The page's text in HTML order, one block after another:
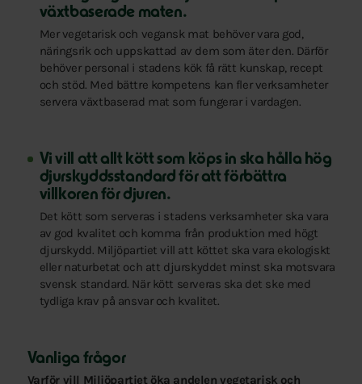
växtbaserade maten.
Mer vegetarisk och vegansk mat behöver vara god,
näringsrik och uppskattad av dem som äter den. Därför
behöver personal i stadens kök få rätt kunskap, recept
och stöd. Med bättre kompetens kan fler verksamheter
servera växtbaserad mat som fungerar i vardagen.
Vi vill att allt kött som köps in ska hålla hög
djurskyddsstandard för att förbättra
villkoren för djuren.
Det kött som serveras i stadens verksamheter ska vara
av god kvalitet och komma från produktion med högt
djurskydd. Miljöpartiet vill att köttet ska vara ekologiskt
eller naturbetat och att djurskyddet minst ska motsvara
svensk standard. När kött serveras ska det ske med
tydliga krav på ansvar och kvalitet.
Vanliga frågor
Varför vill Miljöpartiet öka andelen vegetarisk och